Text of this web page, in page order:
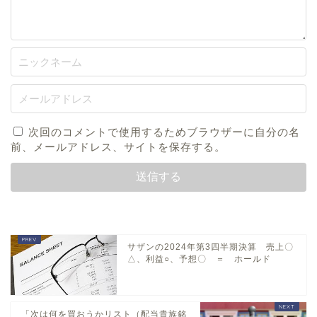
次回のコメントで使用するためブラウザーに自分の名
前、メールアドレス、サイトを保存する。
サザンの2024年第3四半期決算 売上〇
△、利益○、予想〇 ＝ ホールド
「次は何を買おうかリスト（配当貴族銘